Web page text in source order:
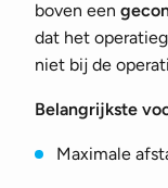
boven een
dat het
niet bij de
Belangrijkste
Maximale